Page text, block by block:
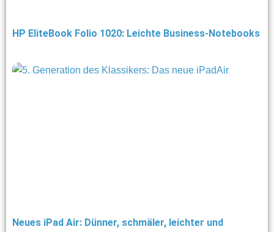
HP EliteBook Folio 1020: Leichte Business-Notebooks
Neues iPad Air: Dünner, schmäler, leichter und